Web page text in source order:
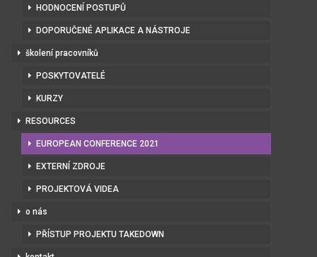
HODNOCENÍ POSTUPŮ
DOPORUČENÉ APLIKACE A NÁSTROJE
školení pracovníků
POSKYTOVATELÉ
KURZY
RESOURCES
EUROPEAN CONFERENCE 2021
EXTERNÍ ZDROJE
PROJEKTOVÁ VIDEA
o nás
PŘÍSTUP PROJEKTU TAKEDOWN